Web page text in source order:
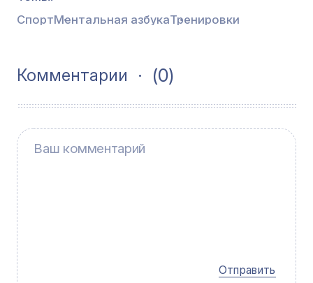
СпортМентальная азбукаТренировки
Комментарии (0)
Отправить